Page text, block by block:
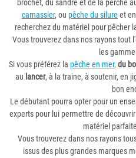
brochet, du sandre et de la perche
carnassier, ou pêche du silure et
recherchez du matériel pour pêcher
Vous trouverez dans nos rayons tout
les
Si vous préférez la pêche en mer, du
au lancer, à la traine, à soutenir, en
bon
Le débutant pourra opter pour un
experts pour lui permettre de
matériel
Vous trouverez dans nos rayons
issus des plus grandes marques